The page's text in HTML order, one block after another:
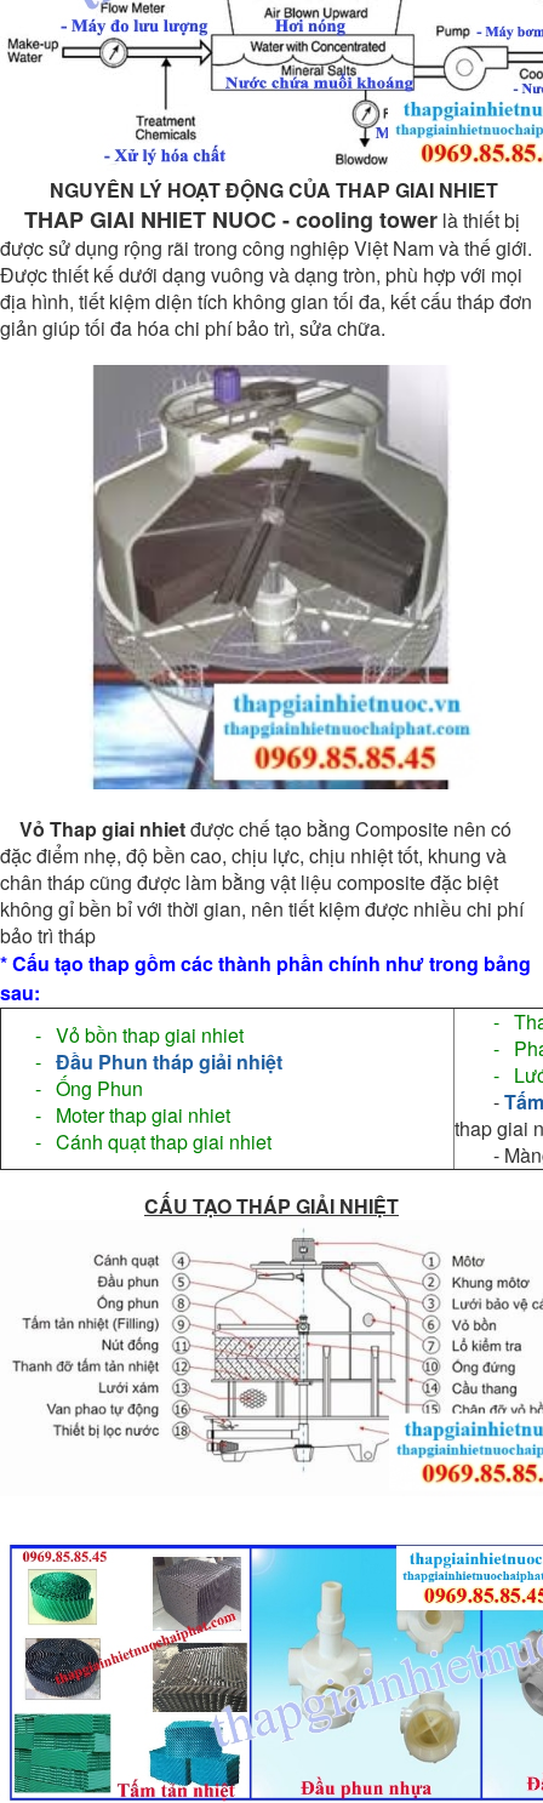
NGUYÊN LÝ HOẠT ĐỘNG CỦA THAP GIAI NHIET
THAP GIAI NHIET NUOC - cooling tower là thiết bị
được sử dụng rộng rãi trong công nghiệp Việt Nam và thế giới.
Được thiết kế dưới dạng vuông và dạng tròn, phù hợp với mọi
địa hình, tiết kiệm diện tích không gian tối đa, kết cấu tháp đơn
giản giúp tối đa hóa chi phí bảo trì, sửa chữa.
Vỏ Thap giai nhietđược chế tạo bằng Composite nên có
đặc điểm nhẹ, độ bền cao, chịu lực, chịu nhiệt tốt, khung và
chân tháp cũng được làm bằng vật liệu composite đặc biệt
không gỉ bền bỉ với thời gian, nên tiết kiệm được nhiều chi phí
bảo trì tháp
* Cấu tạo thap gồm các thành phần chính như trong bảng
sau:
- Vỏ bồn thap giai nhiet
- Đầu Phun tháp giải nhiệt
- Ống Phun
- Moter thap giai nhiet
- Cánh quạt thap giai nhiet
-
-
- Lưới
-
thap giai
- Màng
CẤU TẠO THÁP GIẢI NHIỆT